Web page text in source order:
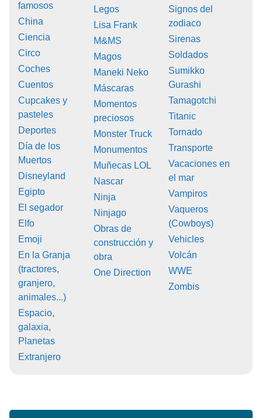
famosos
China
Ciencia
Circo
Coches
Cuentos
Cupcakes y
pasteles
Deportes
Día de los
Muertos
Disneyland
Egipto
El segador
Elfo
Emoji
En la Granja
(tractores,
granjero,
animales...)
Espacio,
galaxia,
Planetas
Extranjero
Legos
Lisa Frank
M&MS
Magos
Maneki Neko
Máscaras
Momentos
preciosos
Monster Truck
Monumentos
Muñecas LOL
Nascar
Ninja
Ninjago
Obras de
construcción y
obra
One Direction
Signos del
zodiaco
Sirenas
Soldados
Sumikko
Gurashi
Tamagotchi
Titanic
Tornado
Transporte
Vacaciones en
el mar
Vampiros
Vaqueros
(Cowboys)
Vehicles
Volcán
WWE
Zombis